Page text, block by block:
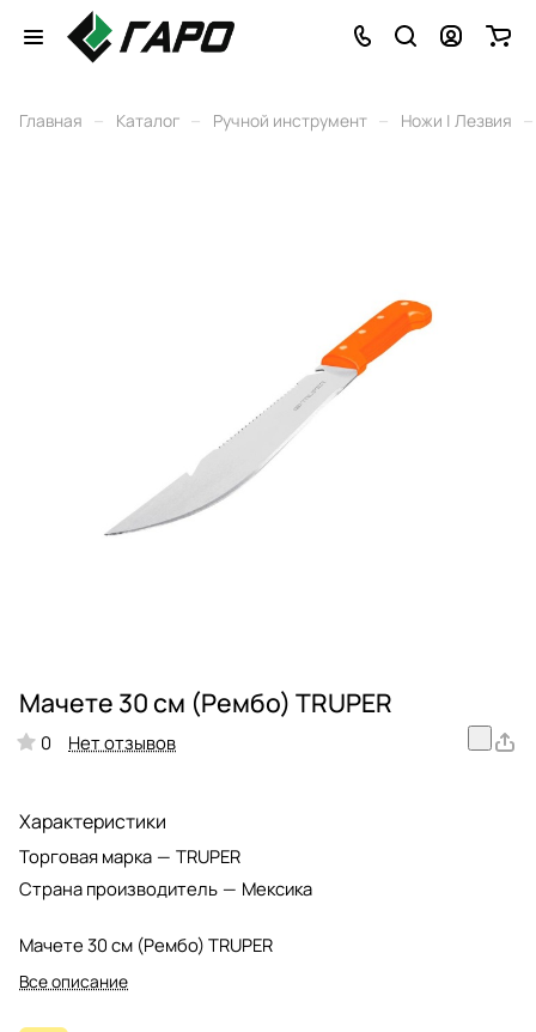
Главная – Каталог – Ручной инструмент – Ножи | Лезвия –
Мачете 30 см (Рембо) TRUPER
0 Нет отзывов
Характеристики
Торговая марка — TRUPER
Страна производитель — Мексика
Мачете 30 см (Рембо) TRUPER
Все описание